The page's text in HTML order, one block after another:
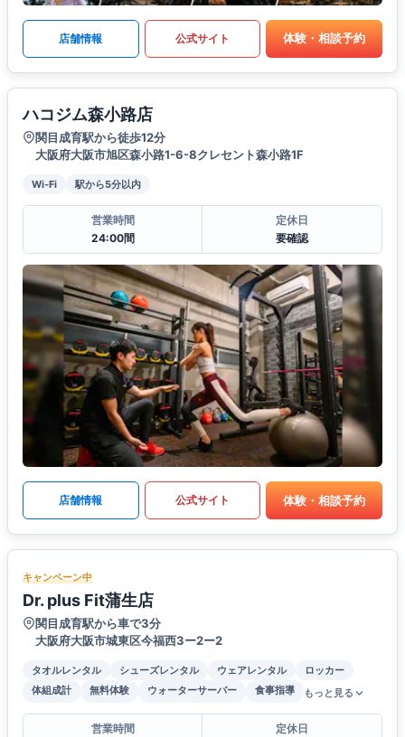
店舗情報 公式サイト 体験・相談予約
ハコジム森小路店
関目成育駅から徒歩12分
大阪府大阪市旭区森小路1-6-8クレセント森小路1F
Wi-Fi 駅から5分以内
営業時間
24:00間
定休日
要確認
店舗情報 公式サイト 体験・相談予約
キャンペーン中
Dr. plus Fit蒲生店
関目成育駅から車で3分
大阪府大阪市城東区今福西3ー2ー2
タオルレンタル シューズレンタル ウェアレンタル
ロッカー
体組成計
無料体験 ウォーターサーバー 食事指導 もっと見る
営業時間
定休日